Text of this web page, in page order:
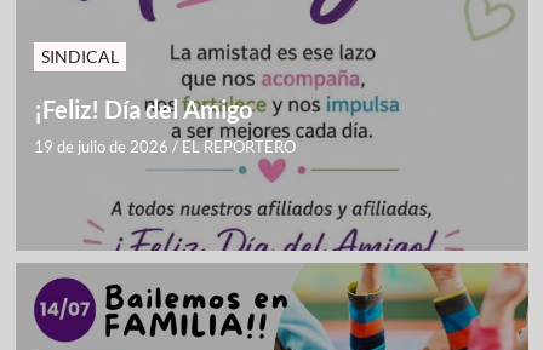
SINDICAL
¡Feliz! Día del Amigo
19 de julio de 2026 / EL REPORTERO